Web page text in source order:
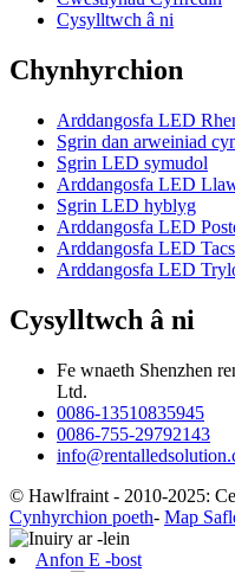
Cysylltwch â ni
Chynhyrchion
Arddangosfa LED
Sgrin dan arweiniad
Sgrin LED symudol
Arddangosfa LED
Sgrin LED hyblyg
Arddangosfa LED
Arddangosfa LED
Arddangosfa LED
Cysylltwch â ni
Fe wnaeth Shenzhen
Ltd.
0086-13510835945
0086-755-29792143
© Hawlfraint - 2010-2025:
Cynhyrchion poeth- Map
Anfon E -bost